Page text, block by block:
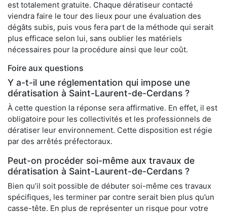
est totalement gratuite. Chaque dératiseur contacté
viendra faire le tour des lieux pour une évaluation des
dégâts subis, puis vous fera part de la méthode qui serait
plus efficace selon lui, sans oublier les matériels
nécessaires pour la procédure ainsi que leur coût.
Foire aux questions
Y a-t-il une réglementation qui impose une
dératisation à Saint-Laurent-de-Cerdans ?
À cette question la réponse sera affirmative. En effet, il est
obligatoire pour les collectivités et les professionnels de
dératiser leur environnement. Cette disposition est régie
par des arrêtés préfectoraux.
Peut-on procéder soi-même aux travaux de
dératisation à Saint-Laurent-de-Cerdans ?
Bien qu’il soit possible de débuter soi-même ces travaux
spécifiques, les terminer par contre serait bien plus qu’un
casse-tête. En plus de représenter un risque pour votre